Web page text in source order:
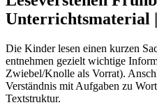
Unterrichtsmaterial
Die Kinder lesen einen kurzen
entnehmen gezielt wichtige
Zwiebel/Knolle als Vorrat).
Verständnis mit Aufgaben zu
Textstruktur.